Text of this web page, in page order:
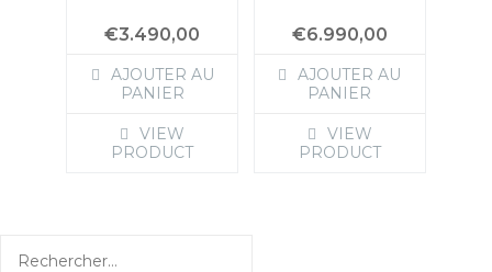
€3.490,00
AJOUTER AU
PANIER
VIEW
PRODUCT
€6.990,00
AJOUTER AU
PANIER
VIEW
PRODUCT